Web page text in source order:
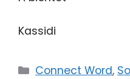
Kassidi
Catégories
Connect Word,